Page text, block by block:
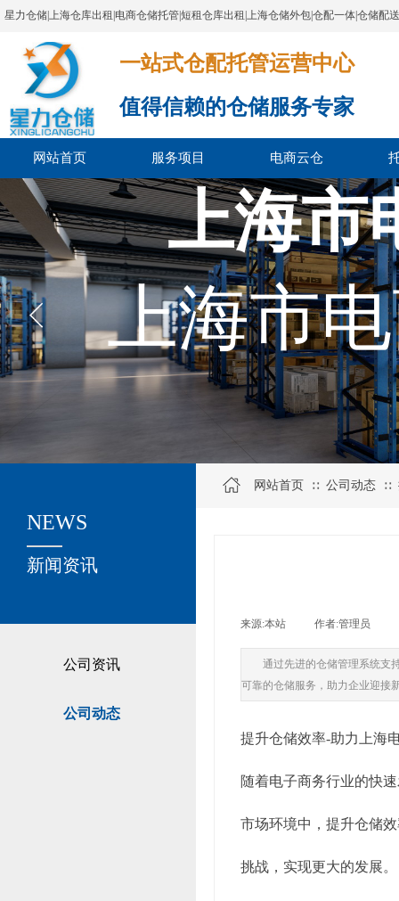
星力仓储|上海仓库出租|电商仓储托管|短租仓库出租|上海仓储外包|仓配一体|仓储配
一站式仓配托管运营中心​​​​​​​​​​​​​​​​​
值得信赖的仓储服务专家
网站首页 服务项目 电商云仓
上海市
上海市
公司资讯
公司动态
关于我们
新闻资讯
NEWS
网站首页 ∷ 公司动态 ∷
来源:本站 作者:管理员
通过先进的仓储管理系统支
可靠的仓储服务，助力企业迎接
提升仓储效率-助力上海
随着电子商务行业的快
市场环境中，提升仓储
挑战，实现更大的发展。